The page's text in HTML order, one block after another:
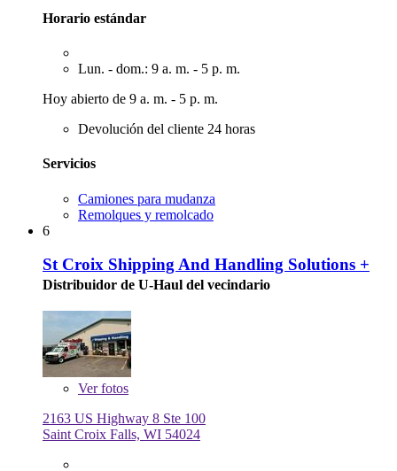
Horario estándar
Lun. - dom.: 9 a. m. - 5 p. m.
Hoy abierto de 9 a. m. - 5 p. m.
Devolución del cliente 24 horas
Servicios
Camiones para mudanza
Remolques y remolcado
6
St Croix Shipping And Handling Solutions +
Distribuidor de U-Haul del vecindario
Verfotos
2163 US Highway 8 Ste 100
Saint Croix Falls, WI 54024